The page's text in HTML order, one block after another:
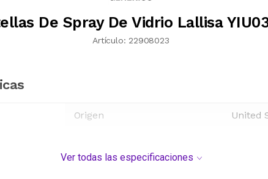
De Spray De Vidrio Lallisa
Artículo: 22908023
Origen United
Ver todas las especificaciones